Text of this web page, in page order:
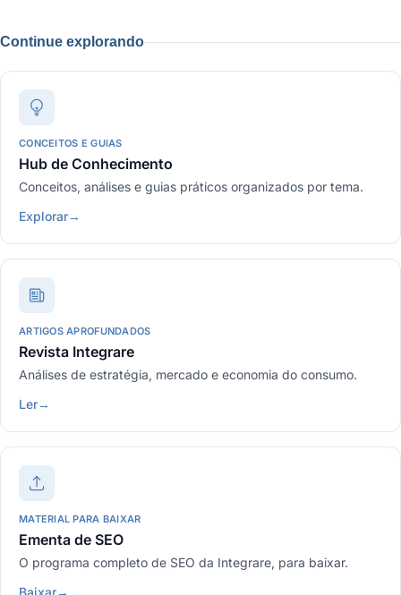
Continue explorando
CONCEITOS E GUIAS
Hub de Conhecimento
Conceitos, análises e guias práticos organizados por tema.
Explorar→
ARTIGOS APROFUNDADOS
Revista Integrare
Análises de estratégia, mercado e economia do consumo.
Ler→
MATERIAL PARA BAIXAR
Ementa de SEO
O programa completo de SEO da Integrare, para baixar.
Baixar→